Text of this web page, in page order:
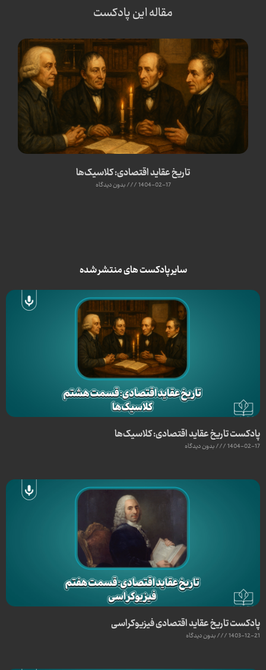
مقاله این پادکست
تاریخ عقاید اقتصادی: کلاسیک‌ها
1404-02-17 بدون دیدگاه
سایر پادکست های منتشر شده
پادکست تاریخ عقاید اقتصادی: کلاسیک‌ها
1404-02-17 بدون دیدگاه
پادکست تاریخ عقاید اقتصادی فیزیوکراسی
1403-12-21 بدون دیدگاه